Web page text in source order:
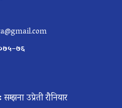
सम्झना उप्रेती रौनियार